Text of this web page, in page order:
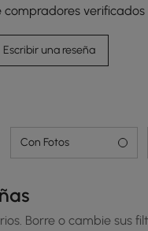
compradores verificados
Escribir una reseña
Con Fotos
Borre o cambie sus